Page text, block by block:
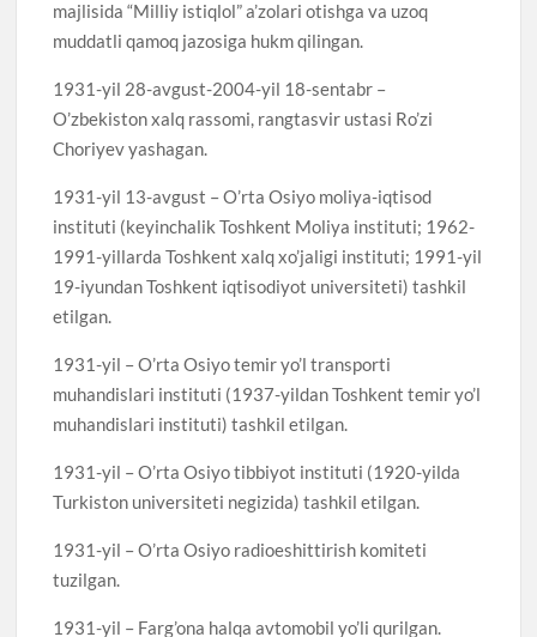
majlisida “Milliy istiqlol” a’zolari otishga va uzoq
muddatli qamoq jazosiga hukm qilingan.
1931-yil 28-avgust-2004-yil 18-sentabr –
O’zbekiston xalq rassomi, rangtasvir ustasi Ro’zi
Choriyev yashagan.
1931-yil 13-avgust – O’rta Osiyo moliya-iqtisod
instituti (keyinchalik Toshkent Moliya instituti; 1962-
1991-yillarda Toshkent xalq xo’jaligi instituti; 1991-yil
19-iyundan Toshkent iqtisodiyot universiteti) tashkil
etilgan.
1931-yil – O’rta Osiyo temir yo’l transporti
muhandislari instituti (1937-yildan Toshkent temir yo’l
muhandislari instituti) tashkil etilgan.
1931-yil – O’rta Osiyo tibbiyot instituti (1920-yilda
Turkiston universiteti negizida) tashkil etilgan.
1931-yil – O’rta Osiyo radioeshittirish komiteti
tuzilgan.
1931-yil – Farg’ona halqa avtomobil yo’li qurilgan.